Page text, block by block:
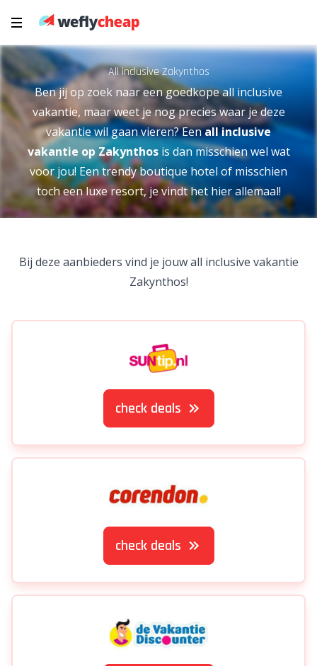
All inclusive Zakynthos
Ben jij op zoek naar een goedkope all inclusive
vakantie, maar weet je nog precies waar je deze
vakantie wil gaan vieren? Eenall inclusive
vakantie op Zakynthos is dan misschien wel wat
voor jou! Een trendy boutique hotel of misschien
toch een luxe resort, je vindt het hier allemaal!
Bij deze aanbieders vind je jouw all inclusive vakantie
Zakynthos!
check deals
check deals